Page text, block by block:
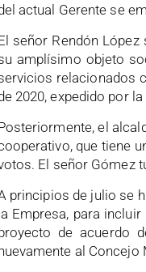
actual Gerente se
señor Rendón
amplísimo objeto
relacionados
2020, expedido por
el
que tiene
El señor Gómez
principios de julio se
Empresa, para
de acuerdo
al Concejo